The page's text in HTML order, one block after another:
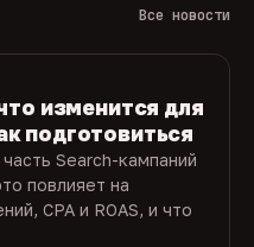
Все новости
изменится для
подготовиться
Search-кампаний
повлияет на
CPA и ROAS, и что